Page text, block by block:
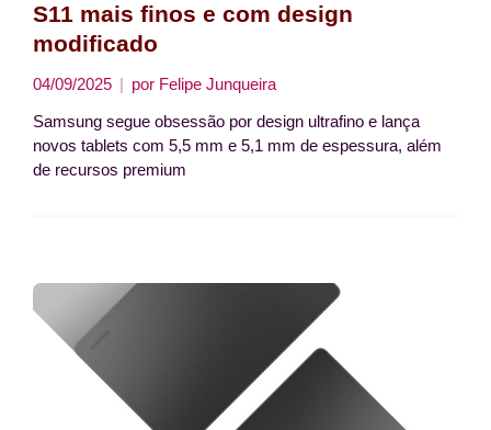
S11 mais finos e com design
modificado
04/09/2025 por Felipe Junqueira
Samsung segue obsessão por design ultrafino e lança
novos tablets com 5,5 mm e 5,1 mm de espessura, além
de recursos premium